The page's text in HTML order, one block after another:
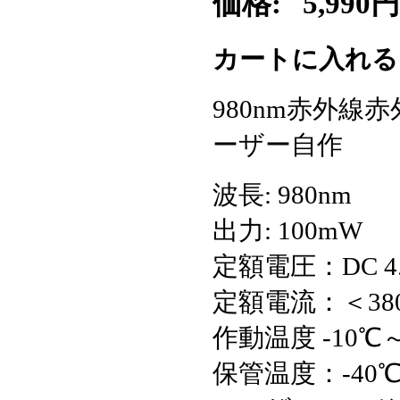
カートに入れ
980nm赤外線
ーザー自作
波長: 980nm
出力: 100mW
定額電圧：DC
定額電流：＜
作動温度 -10℃
保管温度：-